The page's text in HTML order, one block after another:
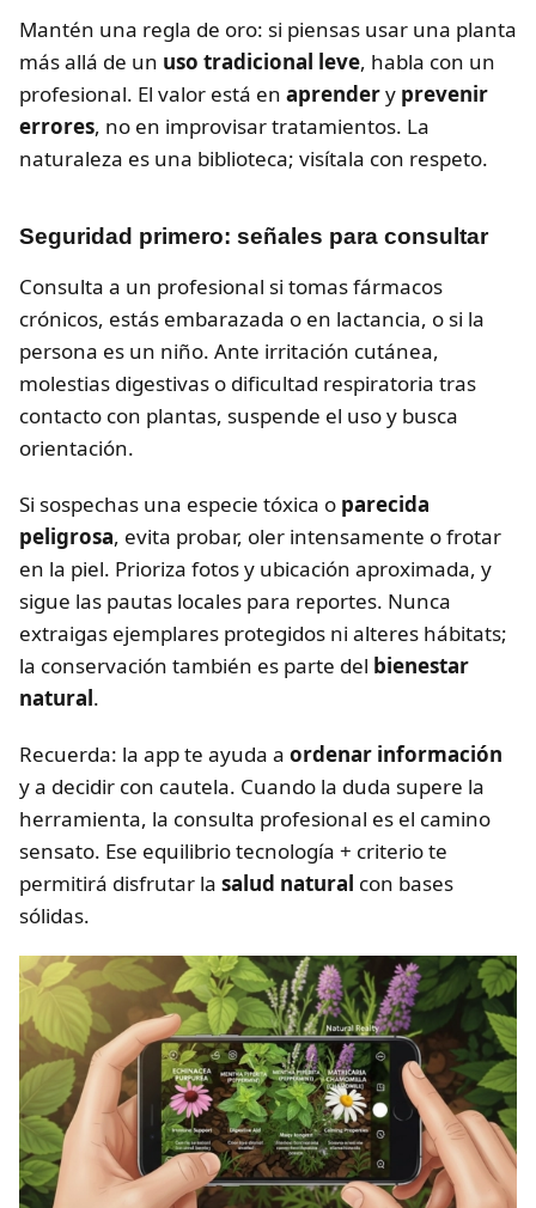
Mantén una regla de oro: si piensas usar una planta
más allá de un uso tradicional leve, habla con un
profesional. El valor está en aprendery prevenir
errores, no en improvisar tratamientos. La
naturaleza es una biblioteca; visítala con respeto.
Seguridad primero: señales para consultar
Consulta a un profesional si tomas fármacos
crónicos, estás embarazada o en lactancia, o si la
persona es un niño. Ante irritación cutánea,
molestias digestivas o dificultad respiratoria tras
contacto con plantas, suspende el uso y busca
orientación.
Si sospechas una especie tóxica o parecida
peligrosa, evita probar, oler intensamente o frotar
en la piel. Prioriza fotos y ubicación aproximada, y
sigue las pautas locales para reportes. Nunca
extraigas ejemplares protegidos ni alteres hábitats;
la conservación también es parte del bienestar
natural.
Recuerda: la app te ayuda a ordenar información
y a decidir con cautela. Cuando la duda supere la
herramienta, la consulta profesional es el camino
sensato. Ese equilibrio tecnología + criterio te
permitirá disfrutar la salud natural con bases
sólidas.